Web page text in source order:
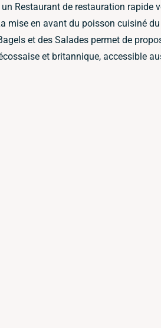
Restaurant de restauration rapide
mise en avant du poisson cuisiné
et des Salades permet de
et britannique, accessible